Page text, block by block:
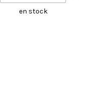
en stock